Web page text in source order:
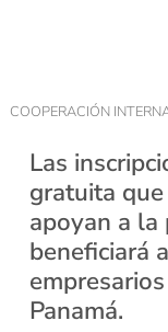
COOPERACIÓN
Las
gratuita
apoyan a la
beneficiará
Panamá.